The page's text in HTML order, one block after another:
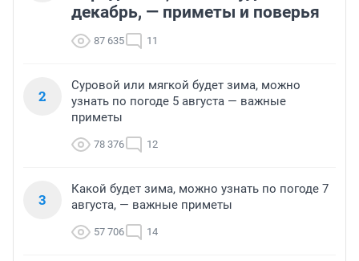
декабрь, — приметы и поверья
87 635 11
2
Суровой или мягкой будет зима, можно
узнать по погоде 5 августа — важные
приметы
78 376 12
3
Какой будет зима, можно узнать по погоде 7
августа, — важные приметы
57 706 14